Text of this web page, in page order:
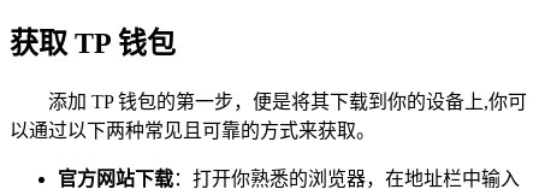
获取 TP 钱包
添加 TP 钱包的第一步，便是将其下载到你的设备上,你可
以通过以下两种常见且可靠的方式来获取。
官方网站下载：打开你熟悉的浏览器，在地址栏中输入